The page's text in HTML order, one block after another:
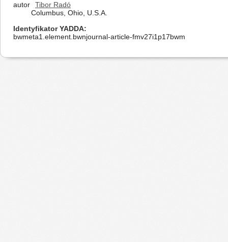
autor
Tibor Radó
Columbus, Ohio, U.S.A.
Identyfikator YADDA
bwmeta1.element.bwnjournal-article-fmv27i1p17bwm